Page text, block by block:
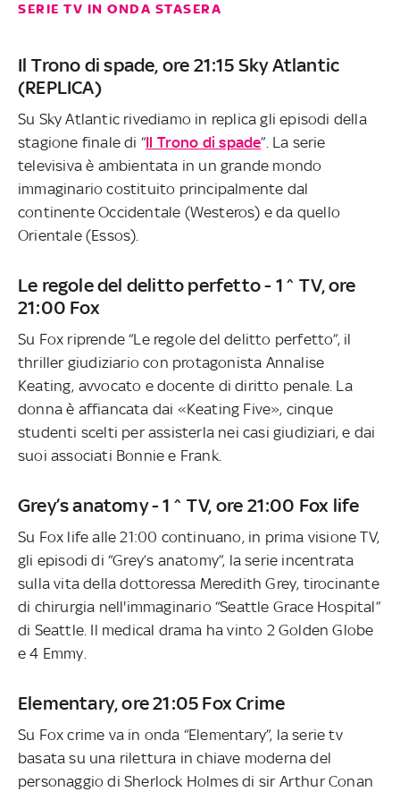
SERIE TV IN ONDA STASERA
Il Trono di spade, ore 21:15 Sky Atlantic
(REPLICA)
Su Sky Atlantic rivediamo in replica gli episodi della
stagione finale di “Il Trono di spade”. La serie
televisiva è ambientata in un grande mondo
immaginario costituito principalmente dal
continente Occidentale (Westeros) e da quello
Orientale (Essos).
Le regole del delitto perfetto - 1^ TV, ore
21:00 Fox
Su Fox riprende “Le regole del delitto perfetto”, il
thriller giudiziario con protagonista Annalise
Keating, avvocato e docente di diritto penale. La
donna è affiancata dai «Keating Five», cinque
studenti scelti per assisterla nei casi giudiziari, e dai
suoi associati Bonnie e Frank.
Grey’s anatomy - 1^ TV, ore 21:00 Fox life
Su Fox life alle 21:00 continuano, in prima visione TV,
gli episodi di “Grey’s anatomy”, la serie incentrata
sulla vita della dottoressa Meredith Grey, tirocinante
di chirurgia nell'immaginario “Seattle Grace Hospital”
di Seattle. Il medical drama ha vinto 2 Golden Globe
e 4 Emmy.
Elementary, ore 21:05 Fox Crime
Su Fox crime va in onda “Elementary”, la serie tv
basata su una rilettura in chiave moderna del
personaggio di Sherlock Holmes di sir Arthur Conan